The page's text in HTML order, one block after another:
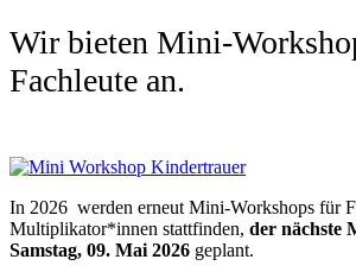
Wir bieten Mini-
Fachleute an.
In 2026 werden erneut Mini-Workshops für
Multiplikator*innen stattfinden, der nächste
Samstag, 09. Mai 2026 geplant.